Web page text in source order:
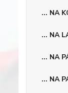
... NA
... NA
... NA
... NA